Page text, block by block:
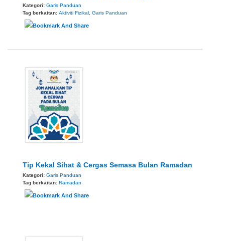
Kategori: Garis Panduan
Tag berkaitan: Aktiviti Fizikal Garis Panduan
Tip Kekal Sihat & Cergas Semasa Bulan Ramadan
Kategori: Garis Panduan
Tag berkaitan: Ramadan